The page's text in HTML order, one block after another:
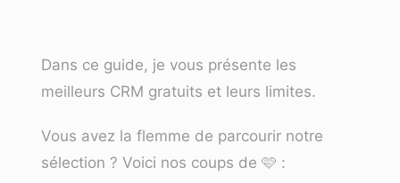
Dans ce guide, je vous présente les
meilleurs CRM gratuits et leurs limites.
Vous avez la flemme de parcourir notre
sélection ? Voici nos coups de 🩷 :